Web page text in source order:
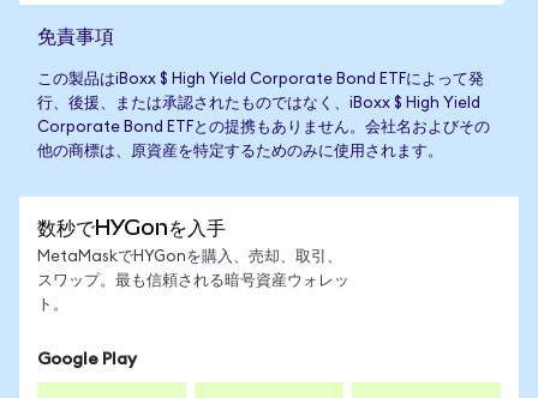
免責事項
この製品はiBoxx $ High Yield Corporate Bond ETFによって発
行、後援、または承認されたものではなく、iBoxx $ High Yield
Corporate Bond ETFとの提携もありません。会社名およびその
他の商標は、原資産を特定するためのみに使用されます。
数秒でHYGonを入手
MetaMaskでHYGonを購入、売却、取引、
スワップ。最も信頼される暗号資産ウォレッ
ト。
Google Play